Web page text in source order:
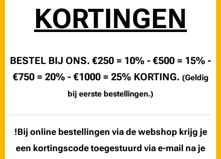
KORTINGEN
BESTEL BIJ ONS. €250 = 10% - €500 = 15% -
€750 = 20% - €1000 = 25% KORTING. (Geldig
bij eerste bestellingen.)
!Bij online bestellingen via de webshop krijg je
een kortingscode toegestuurd via e-mail na je